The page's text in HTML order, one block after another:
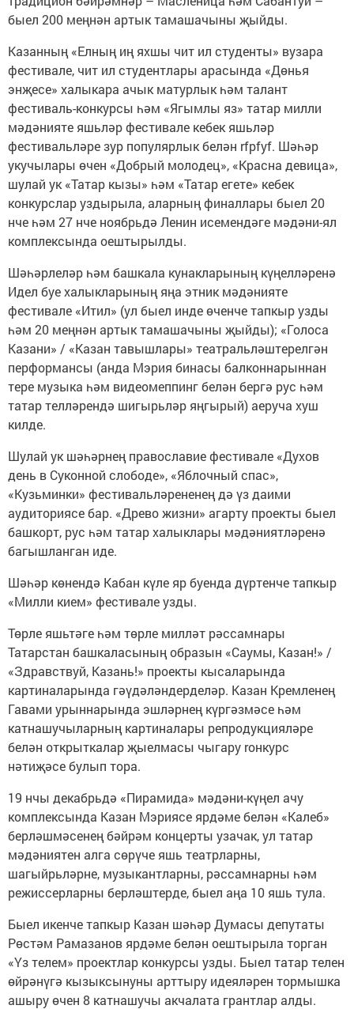
быел 200 меңнән артык тамашачыны җыйды.
Казанның «Елның иң яхшы чит ил студенты» вузара
фестивале, чит ил студентлары арасында «Дөнья
энҗесе» халыкара ачык матурлык һәм талант
фестиваль-конкурсы һәм «Ягымлы яз» татар милли
мәдәнияте яшьләр фестивале кебек яшьләр
фестивальләре зур популярлык белән rfpfyf. Шәһәр
укучылары өчен «Добрый молодец», «Красна девица»,
шулай ук «Татар кызы» һәм «Татар егете» кебек
конкурслар уздырыла, аларның финаллары быел 20
нче һәм 27 нче ноябрьдә Ленин исемендәге мәдәни-ял
комплексында оештырылды.
Шәһәрлеләр һәм башкала кунакларының күңелләренә
Идел буе халыкларының яңа этник мәдәнияте
фестивале «Итил» (ул быел инде өченче тапкыр узды
һәм 20 меңнән артык тамашачыны җыйды); «Голоса
Казани» / «Казан тавышлары» театральләштерелгән
перформансы (анда Мэрия бинасы балконнарыннан
тере музыка һәм видеомеппинг белән бергә рус һәм
татар телләрендә шигырьләр яңгырый) аеруча хуш
килде.
Шулай ук шәһәрнең православие фестивале «Духов
день в Суконной слободе», «Яблочный спас»,
«Кузьминки» фестивальләрененең дә үз даими
аудиториясе бар. «Древо жизни» агарту проекты быел
башкорт, рус һәм татар халыклары мәдәниятләренә
багышланган иде.
Шәһәр көнендә Кабан күле яр буенда дүртенче тапкыр
«Милли кием» фестивале узды.
Төрле яшьтәге һәм төрле милләт рәссамнары
Татарстан башкаласының образын «Саумы, Казан!» /
«Здравствуй, Казань!» проекты кысаларында
картиналарында гәүдәләндерделәр. Казан Кремленең
Гавами урыннарында эшләрнең күргәзмәсе һәм
катнашучыларның картиналары репродукцияләре
белән открыткалар җыелмасы чыгару rонкурс
нәтиҗәсе булып тора.
19 нчы декабрьдә «Пирамида» мәдәни-күңел ачу
комплексында Казан Мэриясе ярдәме белән «Калеб»
берләшмәсенең бәйрәм концерты узачак, ул татар
мәдәниятен алга сөрүче яшь театрларны,
шагыйрьләрне, музыкантларны, рәссамнарны һәм
режиссерларны берләштерде, быел аңа 10 яшь тула.
Быел икенче тапкыр Казан шәһәр Думасы депутаты
Рөстәм Рамазанов ярдәме белән оештырыла торган
«Үз телем» проектлар конкурсы узды. Быел татар телен
өйрәнүгә кызыксынуны арттыру идеяләрен тормышка
ашыру өчен 8 катнашучы акчалата грантлар алды.